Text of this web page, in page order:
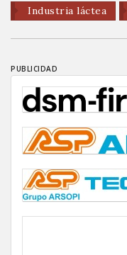
Industria láctea
PUBLICIDAD